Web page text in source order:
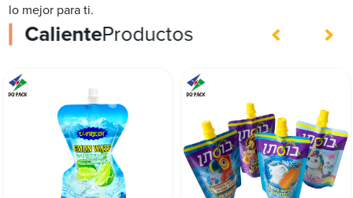
lo mejor para ti.
CalienteProductos